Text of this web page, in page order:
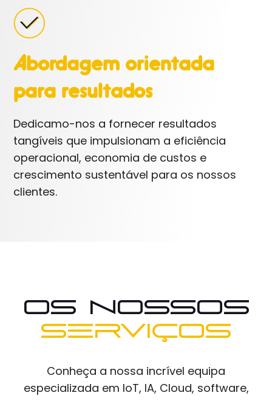
Abordagem orientada
para resultados
Dedicamo-nos a fornecer resultados
tangíveis que impulsionam a eficiência
operacional, economia de custos e
crescimento sustentável para os nossos
clientes.
Os nossos
serviços
Conheça a nossa incrível equipa
especializada em IoT, IA, Cloud, software,